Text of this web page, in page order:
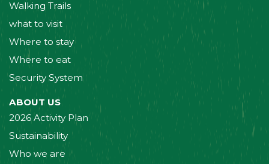
Walking Trails
what to visit
Where to stay
Where to eat
Security System
ABOUT US
2026 Activity Plan
Sustainability
Who we are